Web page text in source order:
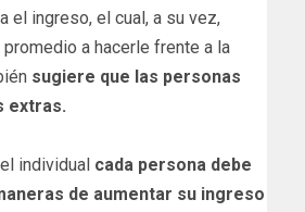
el ingreso, el cual, a su vez,
promedio a hacerle frente a la
sugiere que las personas
extras.
individual cada persona debe
de aumentar su ingreso